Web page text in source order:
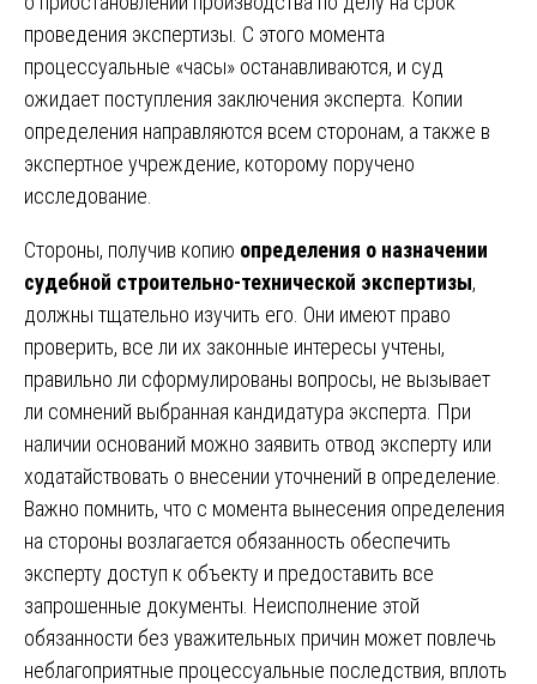
проведения экспертизы. С этого момента
процессуальные «часы» останавливаются, и суд
ожидает поступления заключения эксперта. Копии
определения направляются всем сторонам, а также в
экспертное учреждение, которому поручено
исследование.
Стороны, получив копию определения о назначении
судебной строительно-технической экспертизы,
должны тщательно изучить его. Они имеют право
проверить, все ли их законные интересы учтены,
правильно ли сформулированы вопросы, не вызывает
ли сомнений выбранная кандидатура эксперта. При
наличии оснований можно заявить отвод эксперту или
ходатайствовать о внесении уточнений в определение.
Важно помнить, что с момента вынесения определения
на стороны возлагается обязанность обеспечить
эксперту доступ к объекту и предоставить все
запрошенные документы. Неисполнение этой
обязанности без уважительных причин может повлечь
неблагоприятные процессуальные последствия, вплоть